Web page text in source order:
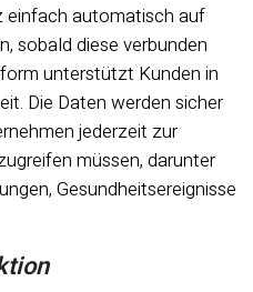
einfach automatisch auf
sobald diese verbunden
unterstützt Kunden in
Die Daten werden sicher
jederzeit zur
müssen, darunter
Gesundheitsereignisse